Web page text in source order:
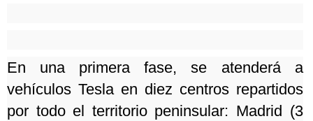
En una primera fase, se atenderá a
vehículos Tesla en diez centros repartidos
por todo el territorio peninsular: Madrid (3